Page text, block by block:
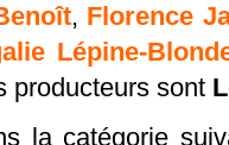
, Florence
Lépine-
producteurs sont
la catégorie